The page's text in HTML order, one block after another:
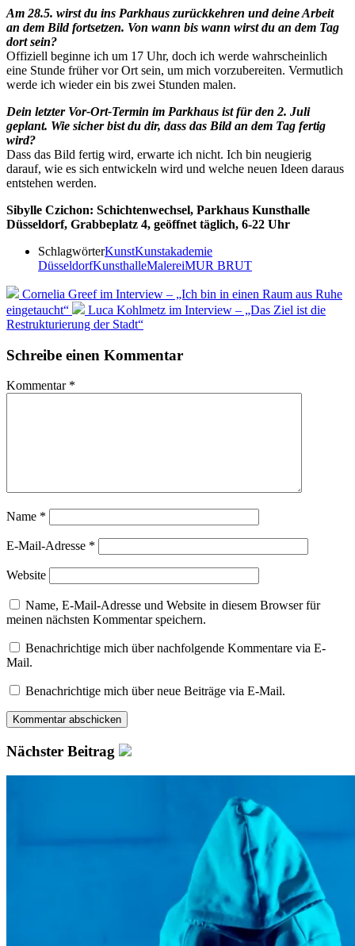
Am 28.5. wirst du ins Parkhaus zurückkehren und deine Arbeit
an dem Bild fortsetzen. Von wann bis wann wirst du an dem Tag
dort sein?
Offiziell beginne ich um 17 Uhr, doch ich werde wahrscheinlich
eine Stunde früher vor Ort sein, um mich vorzubereiten. Vermutlich
werde ich wieder ein bis zwei Stunden malen.
Dein letzter Vor-Ort-Termin im Parkhaus ist für den 2. Juli
geplant. Wie sicher bist du dir, dass das Bild an dem Tag fertig
wird?
Dass das Bild fertig wird, erwarte ich nicht. Ich bin neugierig
darauf, wie es sich entwickeln wird und welche neuen Ideen daraus
entstehen werden.
Sibylle Czichon: Schichtenwechsel, Parkhaus Kunsthalle
Düsseldorf, Grabbeplatz 4, geöffnet täglich, 6-22 Uhr
SchlagwörterKunstKunstakademie
DüsseldorfKunsthalleMalereiMUR BRUT
Cornelia Greef im Interview – „Ich bin in einen Raum aus Ruhe
eingetaucht“
Luca Kohlmetz im Interview – „Das Ziel ist die
Restrukturierung der Stadt“
Schreibe einen Kommentar
Kommentar *
Name *
E-Mail-Adresse *
Website
Name, E-Mail-Adresse und Website in diesem Browser für
meinen nächsten Kommentar speichern.
Benachrichtige mich über nachfolgende Kommentare via E-
Mail.
Benachrichtige mich über neue Beiträge via E-Mail.
Nächster Beitrag